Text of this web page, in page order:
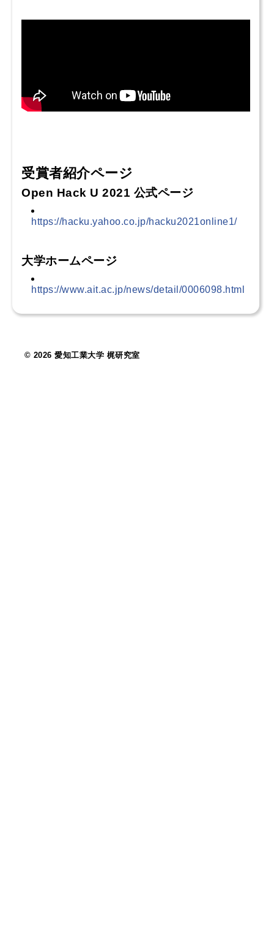
受賞者紹介ページ
Open Hack U 2021 公式ページ
https://hacku.yahoo.co.jp/hacku2021online1/
大学ホームページ
https://www.ait.ac.jp/news/detail/0006098.html
© 2026 愛知工業大学 梶研究室